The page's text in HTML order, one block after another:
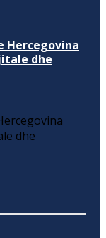
Hercegovina
dhe
dhe